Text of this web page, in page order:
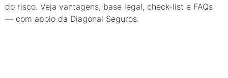
do risco. Veja vantagens, base legal, check-list e FAQs
— com apoio da Diagonal Seguros.